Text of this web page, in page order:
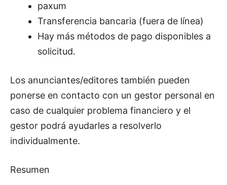
paxum
Transferencia bancaria (fuera de línea)
Hay más métodos de pago disponibles a
solicitud.
Los anunciantes/editores también pueden
ponerse en contacto con un gestor personal en
caso de cualquier problema financiero y el
gestor podrá ayudarles a resolverlo
individualmente.
Resumen